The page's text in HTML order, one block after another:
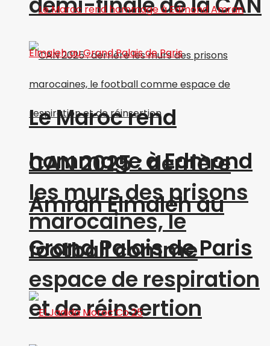
CAN 2025 : derrière
les murs des prisons
marocaines, le
football comme
espace de respiration
et de réinsertion
Le Maroc rend
hommage à Edmond
Amran Elmaleh au
Grand Palais de Paris